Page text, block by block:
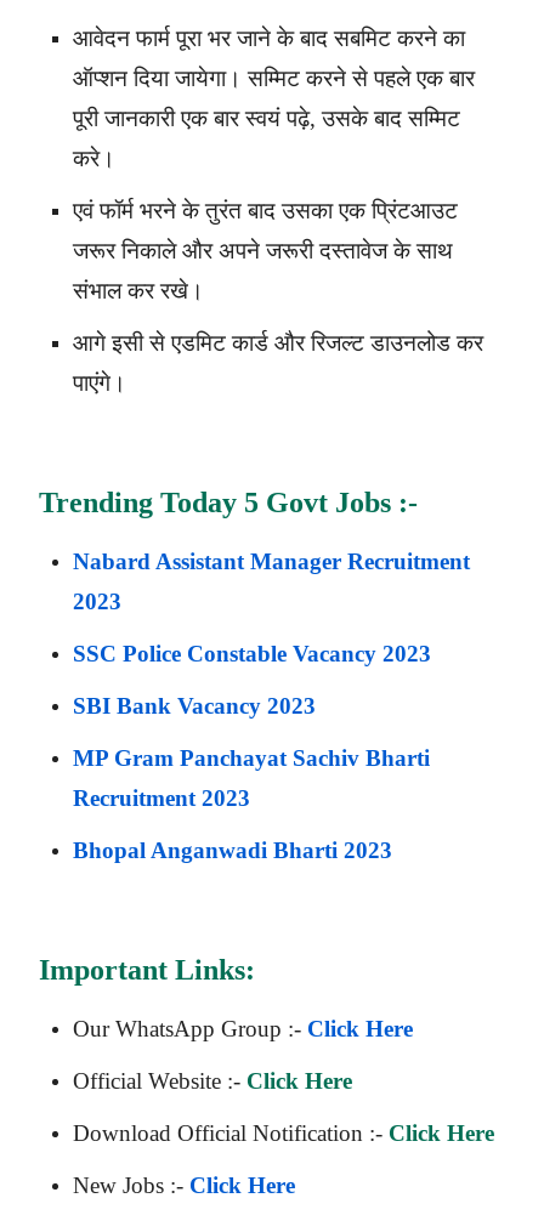
आवेदन फार्म पूरा भर जाने के बाद सबमिट करने का
ऑप्शन दिया जायेगा। सम्मिट करने से पहले एक बार
पूरी जानकारी एक बार स्वयं पढ़े, उसके बाद सम्मिट
करे।
एवं फॉर्म भरने के तुरंत बाद उसका एक प्रिंटआउट
जरूर निकाले और अपने जरूरी दस्तावेज के साथ
संभाल कर रखे।
आगे इसी से एडमिट कार्ड और रिजल्ट डाउनलोड कर
पाएंगे।
Trending Today 5 Govt Jobs :-
Nabard Assistant Manager Recruitment
2023
SSC Police Constable Vacancy 2023
SBI Bank Vacancy 2023
MP Gram Panchayat Sachiv Bharti
Recruitment 2023
Bhopal Anganwadi Bharti 2023
Important Links:
Our WhatsApp Group :- Click Here
Official Website :- Click Here
Download Official Notification :- Click Here
New Jobs :- Click Here